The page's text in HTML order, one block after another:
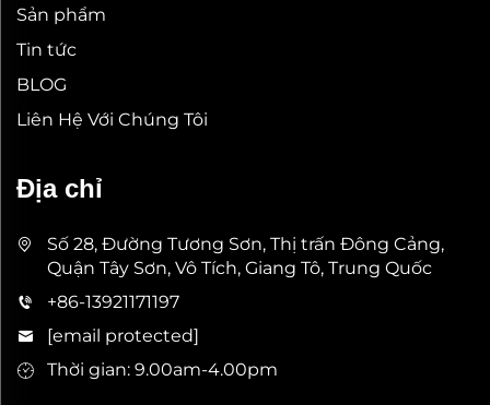
Sản phẩm
Tin tức
BLOG
Liên Hệ Với Chúng Tôi
Địa chỉ
Số 28, Đường Tương Sơn, Thị trấn Đông Cảng,
Quận Tây Sơn, Vô Tích, Giang Tô, Trung Quốc
+86-13921171197
[email protected]
Thời gian: 9.00am-4.00pm